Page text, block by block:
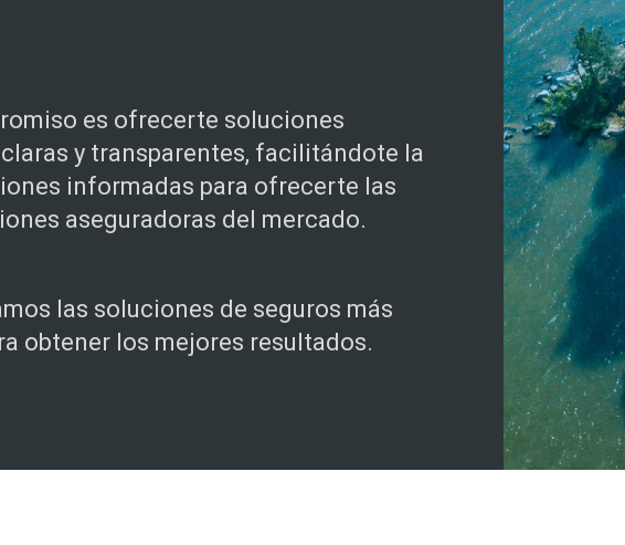
es ofrecerte soluciones
y transparentes, facilitándote la
informadas para ofrecerte las
aseguradoras del mercado.
las soluciones de seguros más
obtener los mejores resultados.